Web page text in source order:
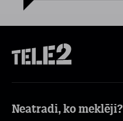
Neatradi, ko meklēji?